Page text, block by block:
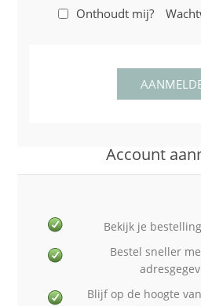
Onthoudt mij?
Account
Bekijk je
Bestel sneller
Blijf op de hoogte